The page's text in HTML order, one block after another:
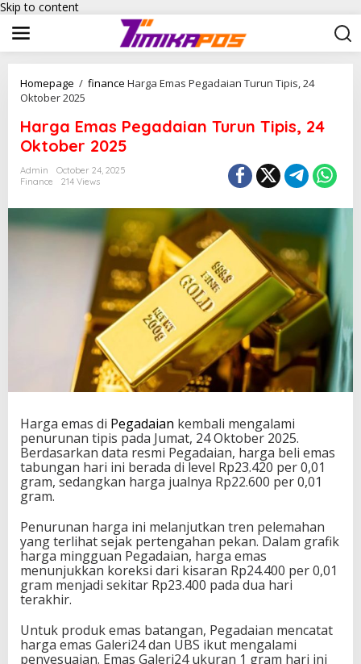
Skip to content
Homepage / finance Harga Emas Pegadaian Turun Tipis, 24
Oktober 2025
Harga Emas Pegadaian Turun Tipis, 24
Oktober 2025
Admin
October 24, 2025
Finance
214 Views
Harga emas di Pegadaian kembali mengalami
penurunan tipis pada Jumat, 24 Oktober 2025.
Berdasarkan data resmi Pegadaian, harga beli emas
tabungan hari ini berada di level Rp23.420 per 0,01
gram, sedangkan harga jualnya Rp22.600 per 0,01
gram.
Penurunan harga ini melanjutkan tren pelemahan
yang terlihat sejak pertengahan pekan. Dalam grafik
harga mingguan Pegadaian, harga emas
menunjukkan koreksi dari kisaran Rp24.400 per 0,01
gram menjadi sekitar Rp23.400 pada dua hari
terakhir.
Untuk produk emas batangan, Pegadaian mencatat
harga emas Galeri24 dan UBS ikut mengalami
penyesuaian. Emas Galeri24 ukuran 1 gram hari ini